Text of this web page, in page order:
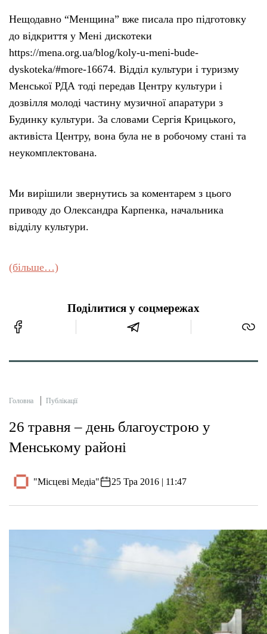
Нещодавно “Менщина” вже писала про підготовку
до відкриття у Мені дискотеки
https://mena.org.ua/blog/koly-u-meni-bude-
dyskoteka/#more-16674. Відділ культури і туризму
Менської РДА тоді передав Центру культури і
дозвілля молоді частину музичної апаратури з
Будинку культури. За словами Сергія Крицького,
активіста Центру, вона була не в робочому стані та
неукомплектована.
Ми вирішили звернутись за коментарем з цього
приводу до Олександра Карпенка, начальника
відділу культури.
(більше…)
Поділитися у соцмережах
Головна Публікації
26 травня – день благоустрою у
Менському районі
"Місцеві Медіа" 25 Тра 2016 | 11:47